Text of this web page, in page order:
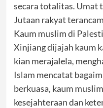
secara totalitas. Umat
Jutaan rakyat
Kaum muslim di
Xinjiang dijajah kaum
kian merajalela,
Islam mencatat
berkuasa, kaum
kesejahteraan dan